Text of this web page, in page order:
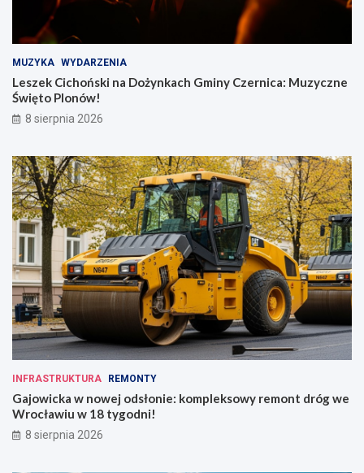
MUZYKA WYDARZENIA
Leszek Cichoński na Dożynkach Gminy Czernica: Muzyczne
Święto Plonów!
8 sierpnia 2026
INFRASTRUKTURA REMONTY
Gajowicka w nowej odsłonie: kompleksowy remont dróg we
Wrocławiu w 18 tygodni!
8 sierpnia 2026